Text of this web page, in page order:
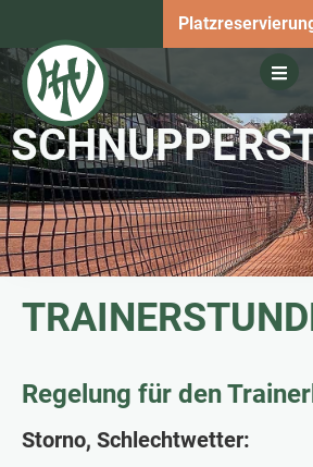
Regelung für den
Storno, Schlechtwetter: